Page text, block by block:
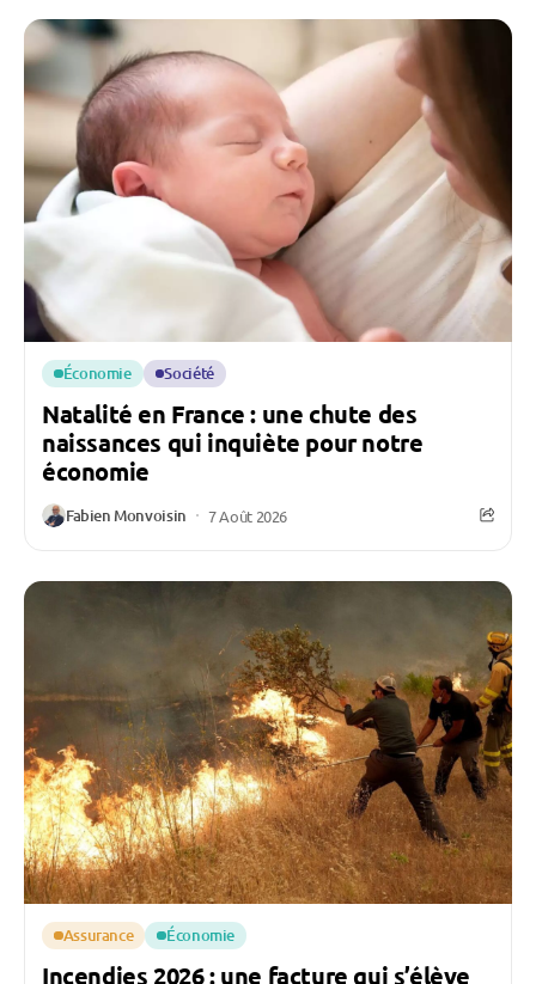
Économie Société
Natalité en France : une chute des
naissances qui inquiète pour notre
économie
Fabien Monvoisin 7 Août 2026
Assurance Économie
Incendies 2026 : une facture qui s’élève